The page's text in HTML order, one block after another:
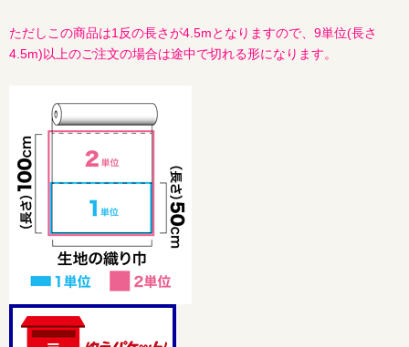
ただしこの商品は1反の長さが4.5mとなりますので、9単位(長さ
4.5m)以上のご注文の場合は途中で切れる形になります。